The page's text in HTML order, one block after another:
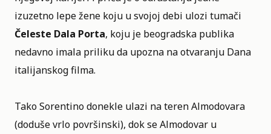
izuzetno lepe žene koju u svojoj debi ulozi tumači
Čeleste Dala Porta, koju je beogradska publika
nedavno imala priliku da upozna na otvaranju Dana
italijanskog filma.
Tako Sorentino donekle ulazi na teren Almodovara
(doduše vrlo površinski), dok se Almodovar u